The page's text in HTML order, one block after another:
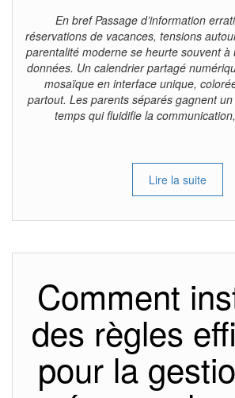
En bref Passage d’information
réservations de vacances, tensions
parentalité moderne se heurte souvent à
données. Un calendrier partagé
mosaïque en interface unique,
partout. Les parents séparés gagnent
temps qui fluidifie la
Lire la suite
Comment
des règles
pour la